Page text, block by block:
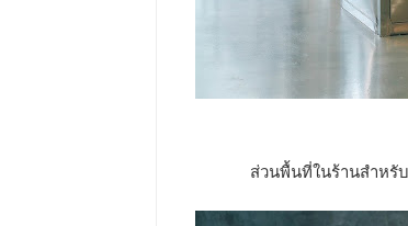
ส่วนพื้นที่ในร้านสำหรั